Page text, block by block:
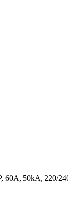
60A, 50kA, 220/